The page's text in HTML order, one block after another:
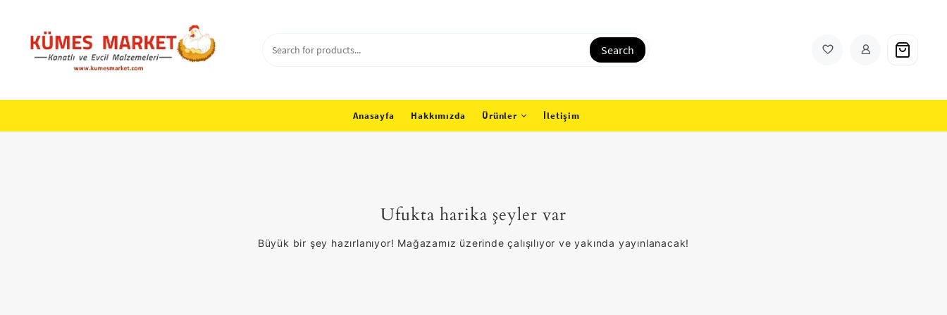
content
Search
Anasayfa Hakkımızda Ürünler İletişim
Ufukta harika şeyler var
Büyük bir şey hazırlanıyor! Mağazamız üzerinde çalışılıyor ve yakında yayınlanacak!